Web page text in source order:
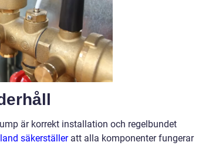
är korrekt installation och regelbundet
säkerställeratt alla komponenter fungerar